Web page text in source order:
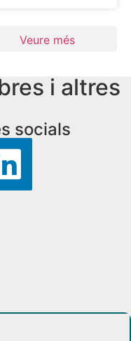
Veure més
i altres
socials